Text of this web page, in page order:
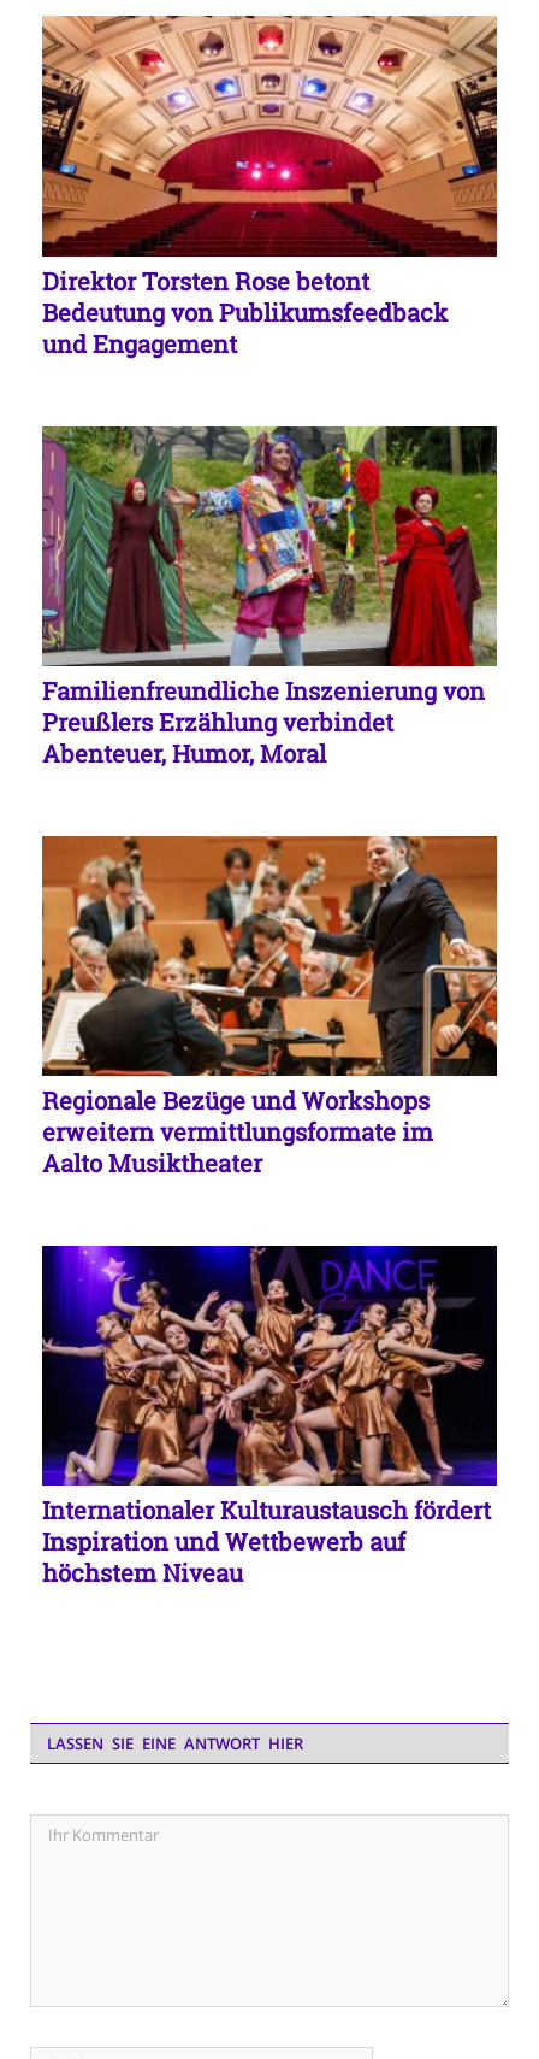
Direktor Torsten Rose betont
Bedeutung von Publikumsfeedback
und Engagement
Familienfreundliche Inszenierung von
Preußlers Erzählung verbindet
Abenteuer, Humor, Moral
Regionale Bezüge und Workshops
erweitern vermittlungsformate im
Aalto Musiktheater
Internationaler Kulturaustausch fördert
Inspiration und Wettbewerb auf
höchstem Niveau
LASSEN SIE EINE ANTWORT HIER